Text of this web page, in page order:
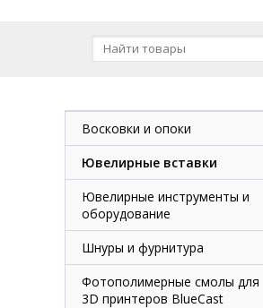
Восковки и опоки
Ювелирные вставки
Ювелирные инструменты и
оборудование
Шнуры и фурнитура
Фотополимерные смолы для
3D принтеров BlueCast